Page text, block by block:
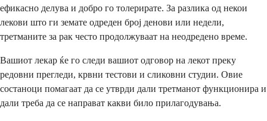
ефикасно делува и добро го толерирате. За разлика од некои
лекови што ги земате одреден број денови или недели,
третманите за рак често продолжуваат на неодредено време.
Вашиот лекар ќе го следи вашиот одговор на лекот преку
редовни прегледи, крвни тестови и сликовни студии. Овие
состаноци помагаат да се утврди дали третманот функционира и
дали треба да се направат какви било прилагодувања.